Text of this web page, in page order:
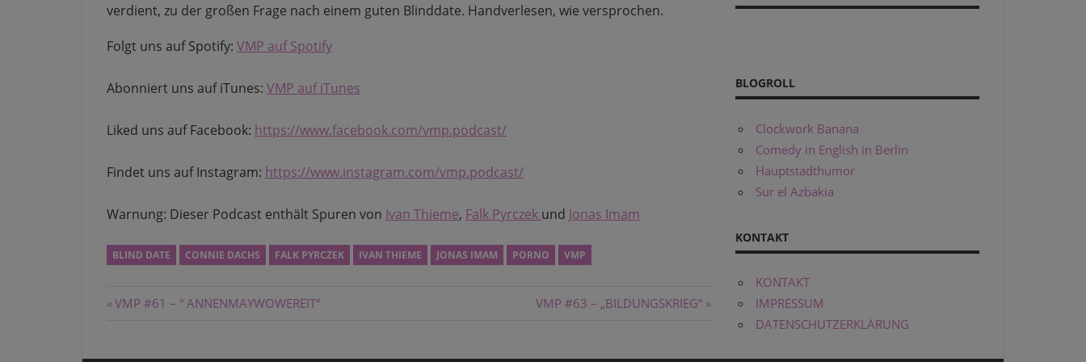
verdient, zu der großen Frage nach einem guten Blinddate. Handverlesen, wie versprochen.
Folgt uns auf Spotify: VMP auf Spotify
Abonniert uns auf iTunes: VMP auf iTunes
Liked uns auf Facebook: https://www.facebook.com/vmp.podcast/
Findet uns auf Instagram: https://www.instagram.com/vmp.podcast/
Warnung: Dieser Podcast enthält Spuren von Ivan Thieme, Falk Pyrczek und Jonas Imam
BLIND DATE CONNIE DACHS FALK PYRCZEK IVAN THIEME JONAS IMAM PORNO VMP
Beitragsnavigation
Vorheriger
VMP #61 – “ ANNENMAYWOWEREIT“
Nächster
VMP #63 – „BILDUNGSKRIEG“
BLOGROLL
Clockwork Banana
Comedy in English in Berlin
Hauptstadthumor
Sur el Azbakia
KONTAKT
KONTAKT
IMPRESSUM
DATENSCHUTZERKLÄRUNG